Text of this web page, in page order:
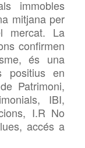
immobles
mitjanaper
mercat. La
confirmen
és una
positius en
Patrimoni,
IBI,
I.R No
accés a